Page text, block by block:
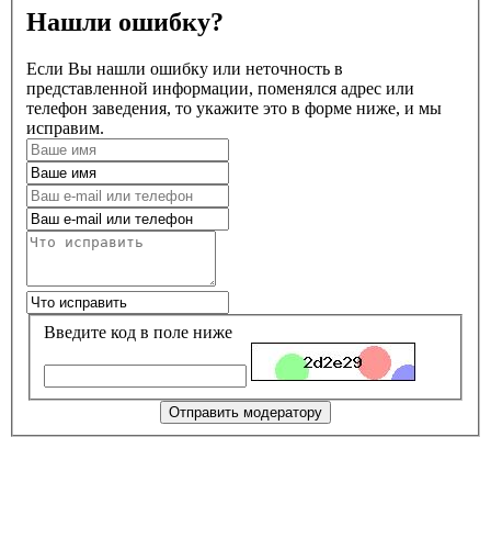
Нашли ошибку?
Если Вы нашли ошибку или неточность в
представленной информации, поменялся адрес или
телефон заведения, то укажите это в форме ниже, и мы
исправим.
Введите код в поле ниже
Отправить модератору